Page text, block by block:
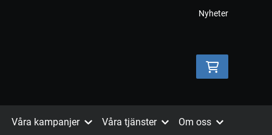
Nyheter
Våra kampanjer Våra tjänster Om oss